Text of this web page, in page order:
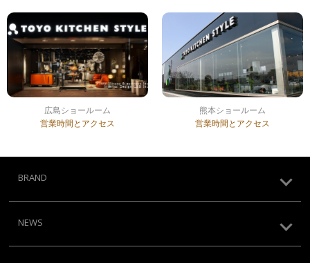
広島ショールーム
営業時間とアクセス
熊本ショールーム
営業時間とアクセス
BRAND
NEWS